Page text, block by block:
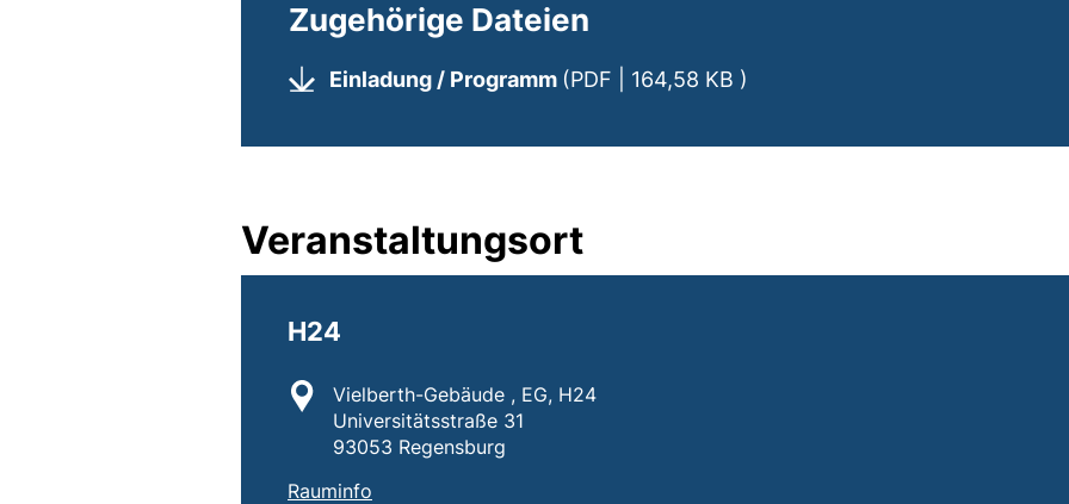
Zugehörige Dateien
Einladung / Programm (PDF | 164,58 KB )
Veranstaltungsort
H24
Standort:
Vielberth-Gebäude , EG, H24
Universitätsstraße 31
93053 Regensburg
Rauminfo